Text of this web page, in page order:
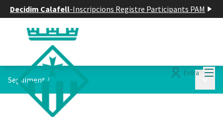
Decidim Calafell-Inscripcions Registre Participants PAM
Entra
Seguiment /